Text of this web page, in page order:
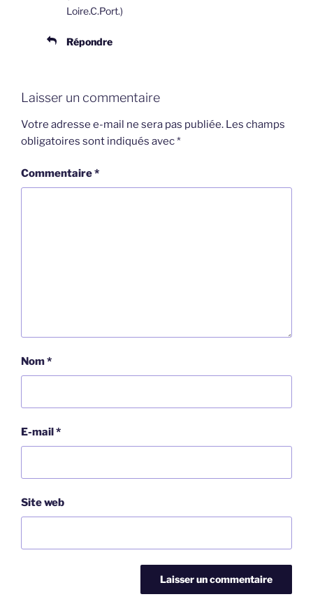
Loire.C.Port.)
Répondre
Laisser un commentaire
Votre adresse e-mail ne sera pas publiée. Les champs
obligatoires sont indiqués avec*
Commentaire*
Nom*
E-mail*
Site web